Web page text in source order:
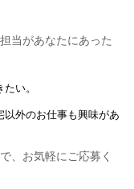
当があなたにあった
い。
以外のお仕事も興味があ
、お気軽にご応募く